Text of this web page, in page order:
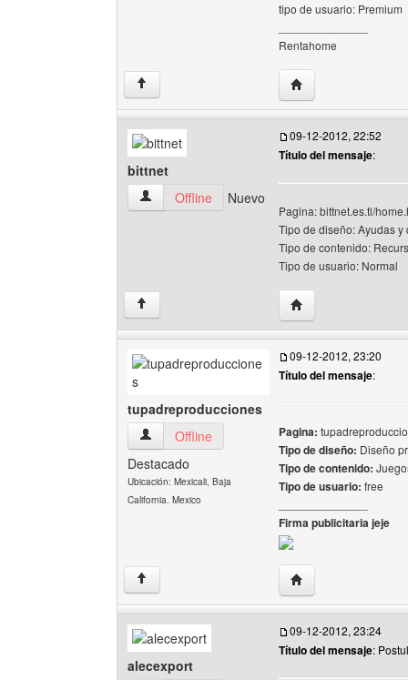
tipo de usuario: Premium
Rentahome
↑ Visitar sitio web del
bittnet
bittnet Ver perfil del usuario
Offline Nuevo
09-12-2012, 22:52
Título del mensaje:
Pagina: bittnet.es.tl/
Tipo de diseño: Ayudas
Tipo de contenido:
Tipo de usuario: Normal
↑ Visitar sitio web del
tupadreproducciones
tupadreproducciones Ver perfil del usuario
Offline
Destacado
Ubicación: Mexicali, Baja
California. Mexico
09-12-2012, 23:20
Título del mensaje:
Pagina:
Tipo de diseño: Diseño
Tipo de contenido:
Tipo de usuario: free
Firma publicitaria jeje
↑ Visitar sitio web del
alecexport
09-12-2012, 23:24
Título del mensaje: